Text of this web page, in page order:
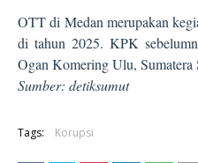
OTT di Medan merupakan
di tahun 2025. KPK
Ogan Komering Ulu, Sumatera
Sumber: detiksumut
Tags: Korupsi